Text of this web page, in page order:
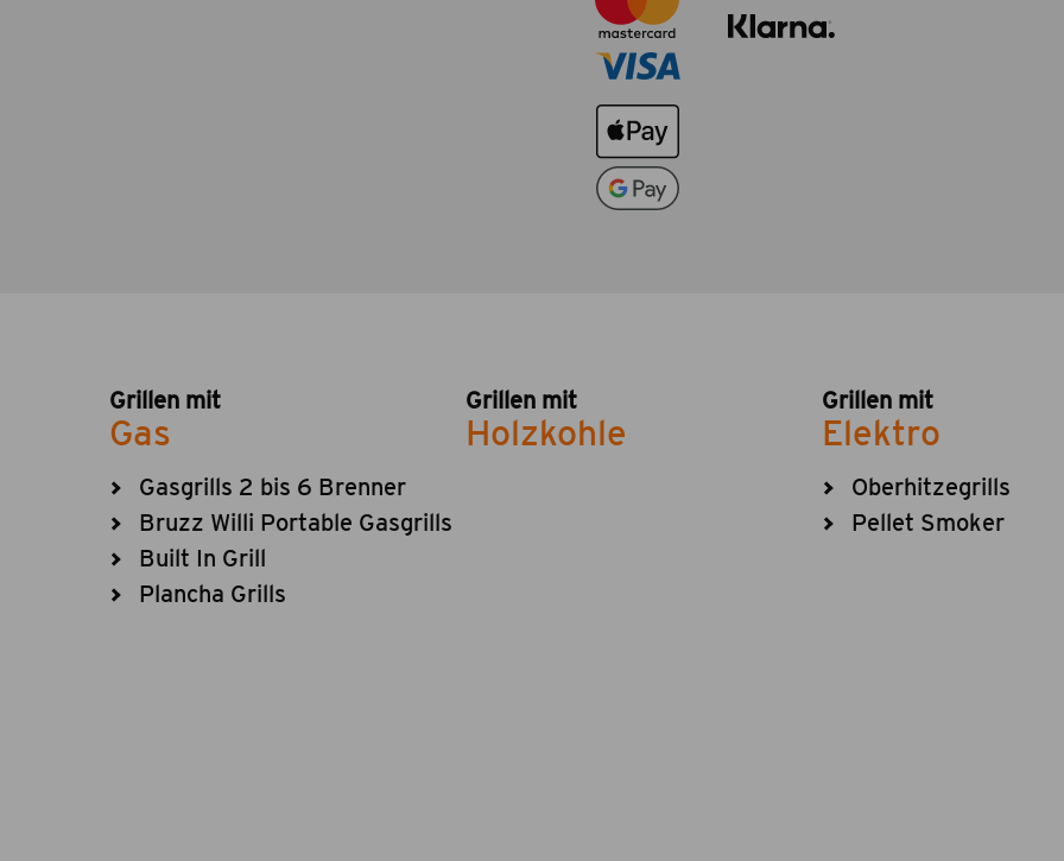
Grillen mit
Gas
Gasgrills 2 bis 6 Brenner
Bruzz Willi Portable Gasgrills
Built In Grill
Plancha Grills
Grillen mit
Holzkohle
Grillen mit
Elektro
Oberhitzegrills
Pellet Smoker